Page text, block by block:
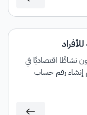
نشاطًا اقتصاديًا في
إنشاء رقم حساب